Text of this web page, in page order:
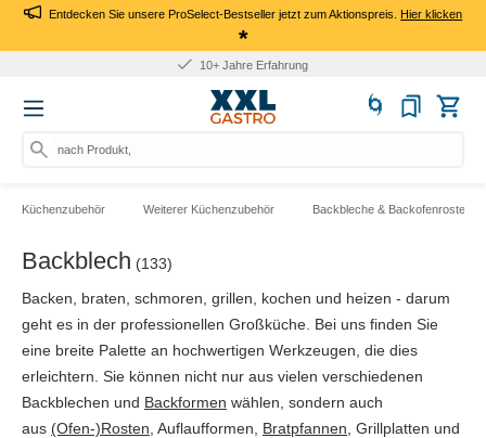
Entdecken Sie unsere ProSelect-Bestseller jetzt zum Aktionspreis.Hier klicken
*
10+ Jahre Erfahrung
nach Produkt, Art.-Nr.,
Küchenzubehör Weiterer Küchenzubehör Backbleche & Backofenroste
Backblech (133)
Backen, braten, schmoren, grillen, kochen und heizen - darum
geht es in der professionellen Großküche. Bei uns finden Sie
eine breite Palette an hochwertigen Werkzeugen, die dies
erleichtern. Sie können nicht nur aus vielen verschiedenen
Backblechen und Backformen wählen, sondern auch
aus (Ofen-)Rosten , Auflaufformen, Bratpfannen , Grillplatten und